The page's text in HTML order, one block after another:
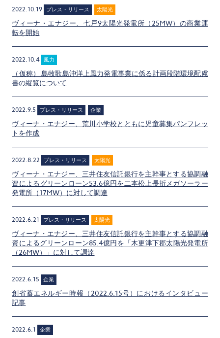
2022.10.19 プレス・リリース 太陽光
ヴィーナ・エナジー、七戸9太陽光発電所（25MW）の商業運
転を開始
2022.10.4 風力
（仮称） 島牧歌島沖洋上風力発電事業に係る計画段階環境配慮
書の縦覧について
2022.9.5 プレス・リリース 企業
ヴィーナ・エナジー、荒川小学校とともに児童募集パンフレッ
トを作成
2022.8.22 プレス・リリース 太陽光
ヴィーナ・エナジー、三井住友信託銀行を主幹事とする協調融
資によるグリーンローン53.6億円を二本松上長折メガソーラー
発電所（17MW）に対して調達
2022.6.21 プレス・リリース 太陽光
ヴィーナ・エナジー、三井住友信託銀行を主幹事とする協調融
資によるグリーンローン85.4億円を「木更津下郡太陽光発電所
（26MW）」に対して調達
2022.6.15 企業
創省蓄エネルギー時報（2022.6.15号）におけるインタビュー
記事
2022.6.1 企業